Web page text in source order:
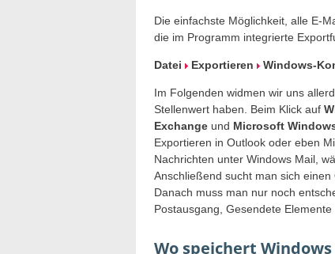
Die einfachste Möglichkeit, alle E-
die im Programm integrierte
Datei Exportieren Windows-
Im Folgenden widmen wir uns
Stellenwert haben. Beim Klick auf
Exchange und Microsoft
Exportieren in Outlook oder eben
Nachrichten unter Windows Mail,
Anschließend sucht man sich
Danach muss man nur noch
Postausgang, Gesendete
Wo speichert